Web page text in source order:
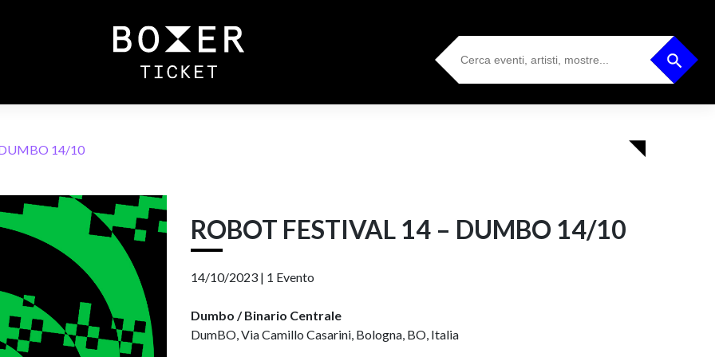
Search
for:
Search Button
14/10
ROBOT FESTIVAL 14 – DUMBO 14/10
14/10/2023 | 1 Evento
Dumbo / Binario Centrale
DumBO, Via Camillo Casarini, Bologna, BO, Italia